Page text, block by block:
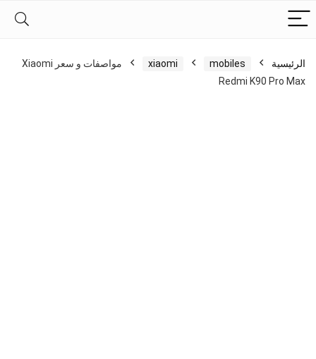
الرئيسية mobiles
xiaomi
مواصفات و سعر Xiaomi
Redmi K90 Pro Max